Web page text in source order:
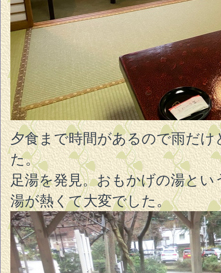
夕食まで時間があるので雨だ
た。
足湯を発見。おもかげの湯と
湯が熱くて大変でした。